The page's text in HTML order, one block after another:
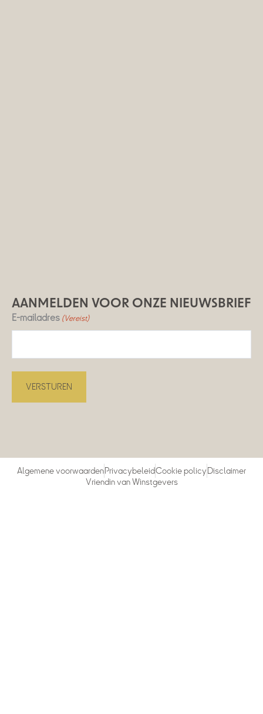
AANMELDEN VOOR ONZE NIEUWSBRIEF
E-mailadres (Vereist)
Algemene voorwaardenPrivacybeleidCookie policyDisclaimer
Vriendin van Winstgevers